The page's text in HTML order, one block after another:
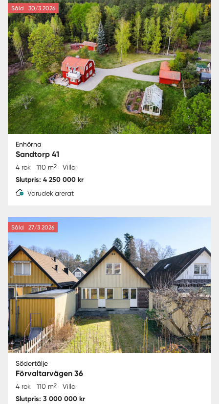
Såld 30/3 2026
Enhörna
Sandtorp 41
4 rok 110 m2 Villa
Slutpris: 4 250 000 kr
Varudeklarerat
Såld 27/3 2026
Södertälje
Förvaltarvägen 36
4 rok 110 m2 Villa
Slutpris: 3 000 000 kr